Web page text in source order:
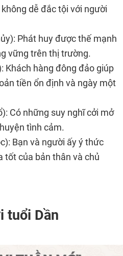
dễ đắc tội với người
Phát huy được thế mạnh
vững trên thị trường.
Khách hàng đông đảo giúp
tiền ổn định và ngày một
Có những suy nghĩ cởi mở
tình cảm.
Bạn và người ấy ý thức
của bản thân và chủ
tuổi Dần